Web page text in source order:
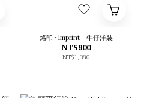
烙印 • Imprint｜牛仔洋裝
NT$900
NT$1,380